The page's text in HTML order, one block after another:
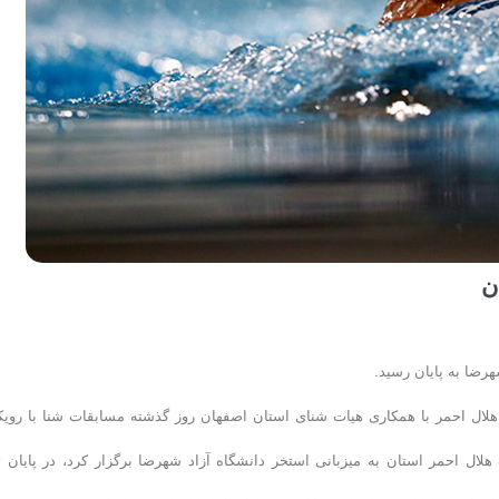
به پایان رسید.
احمر با همکاری هیات شنای استان اصفهان روز گذشته مسابقات شنا با
احمر استان به میزبانی استخر دانشگاه آزاد شهرضا برگزار کرد، در پایان